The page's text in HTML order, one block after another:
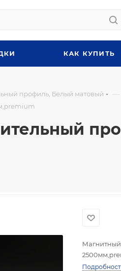
КАК КУПИТЬ
профиль, Белый матовый —
Магнитный